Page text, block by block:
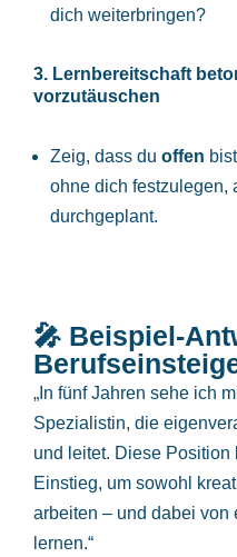
dich weiterbringen?
3. Lernbereitschaft
vorzutäuschen
Zeig, dass du offen
ohne dich festzulegen,
durchgeplant.
🎤 Beispiel-
„In fünf Jahren sehe ich
Spezialistin, die
und leitet. Diese Position
Einstieg, um sowohl
arbeiten – und dabei von
lernen.“